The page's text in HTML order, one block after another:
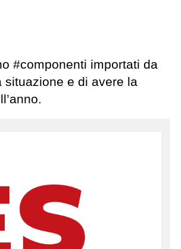
#componenti importati da
situazione e di avere la